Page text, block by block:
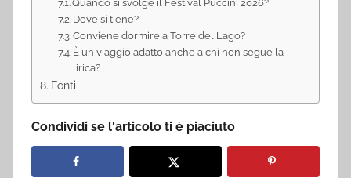
Quando si svolge il Festival Puccini 2026?
Dove si tiene?
Conviene dormire a Torre del Lago?
È un viaggio adatto anche a chi non segue la
lirica?
Fonti
Condividi se l'articolo ti è piaciuto